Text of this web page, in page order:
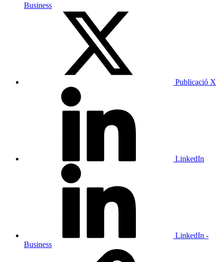
Business
Publicació X
LinkedIn
LinkedIn -
Business